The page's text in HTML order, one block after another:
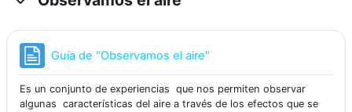
Guía de "Observamos el aire"
Es un conjunto de experiencias que nos permiten observar
algunas características del aire a través de los efectos que se